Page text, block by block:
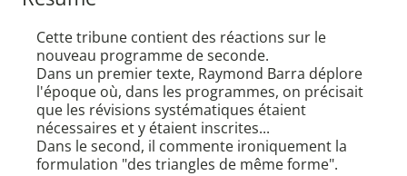
Cette tribune contient des réactions sur le
nouveau programme de seconde.
Dans un premier texte, Raymond Barra déplore
l'époque où, dans les programmes, on précisait
que les révisions systématiques étaient
nécessaires et y étaient inscrites...
Dans le second, il commente ironiquement la
formulation "des triangles de même forme".